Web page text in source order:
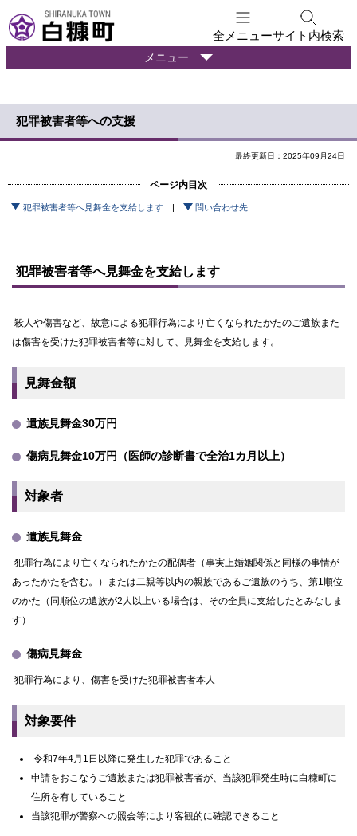
文
へ
ュ
へ
全メニューサイト内検索
暮
ら
の
報
メニュー
犯罪被害者等への支援
最終更新日：2025年09月24日
ページ内目次
犯罪被害者等へ見舞金を支給します 問い合わせ先
犯罪被害者等へ見舞金を支給します
殺人や傷害など、故意による犯罪行為により亡くなられたかたのご遺族また
は傷害を受けた犯罪被害者等に対して、見舞金を支給します。
見舞金額
遺族見舞金30万円
傷病見舞金10万円（医師の診断書で全治1カ月以上）
対象者
遺族見舞金
犯罪行為により亡くなられたかたの配偶者（事実上婚姻関係と同様の事情が
あったかたを含む。）または二親等以内の親族であるご遺族のうち、第1順位
のかた（同順位の遺族が2人以上いる場合は、その全員に支給したとみなしま
す）
傷病見舞金
犯罪行為により、傷害を受けた犯罪被害者本人
対象要件
令和7年4月1日以降に発生した犯罪であること
申請をおこなうご遺族または犯罪被害者が、当該犯罪発生時に白糠町に
住所を有していること
当該犯罪が警察への照会等により客観的に確認できること